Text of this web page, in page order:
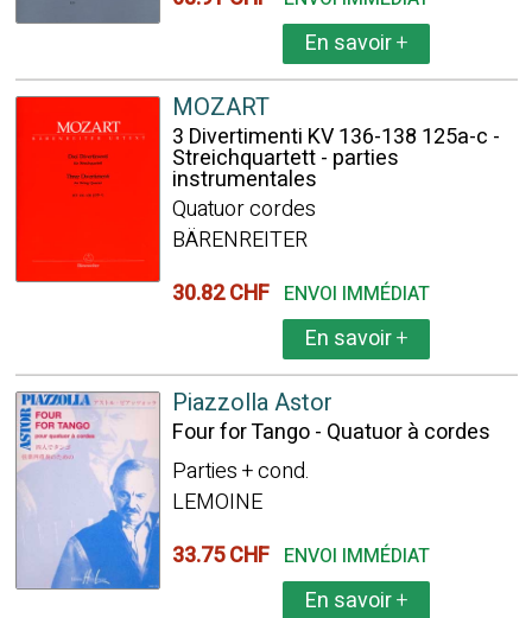
En savoir+
MOZART
3 Divertimenti KV 136-138 125a-c -
Streichquartett - parties
instrumentales
Quatuor cordes
BÄRENREITER
30.82 CHF ENVOI IMMÉDIAT
En savoir+
Piazzolla Astor
Four for Tango - Quatuor à cordes
Parties + cond.
LEMOINE
33.75 CHF ENVOI IMMÉDIAT
En savoir+